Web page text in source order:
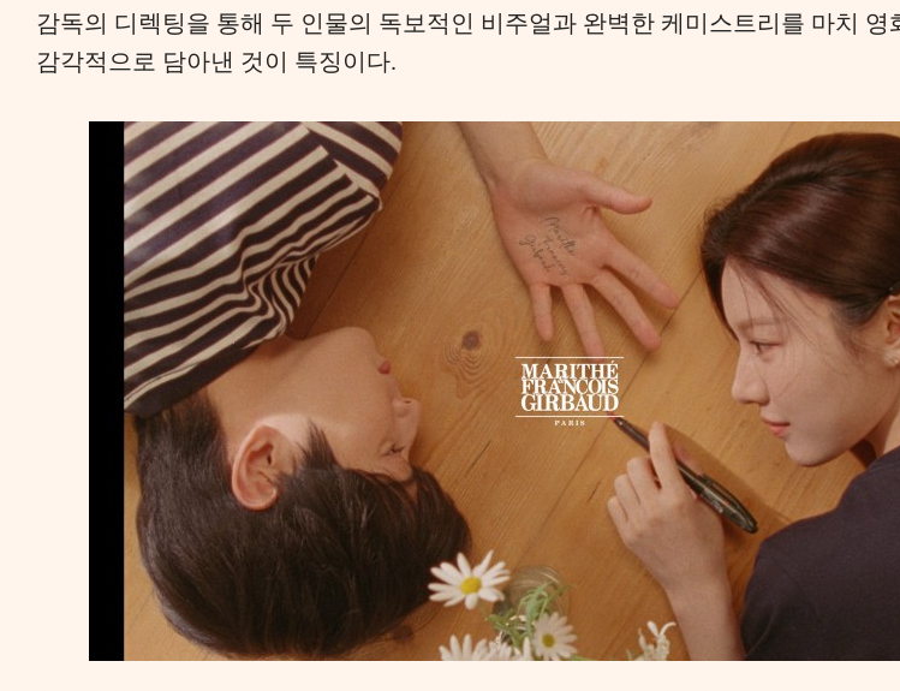
감독의 디렉팅을 통해 두 인물의 독보적인 비주얼과 완벽한 케미스트리를 마치 영
감각적으로 담아낸 것이 특징이다.